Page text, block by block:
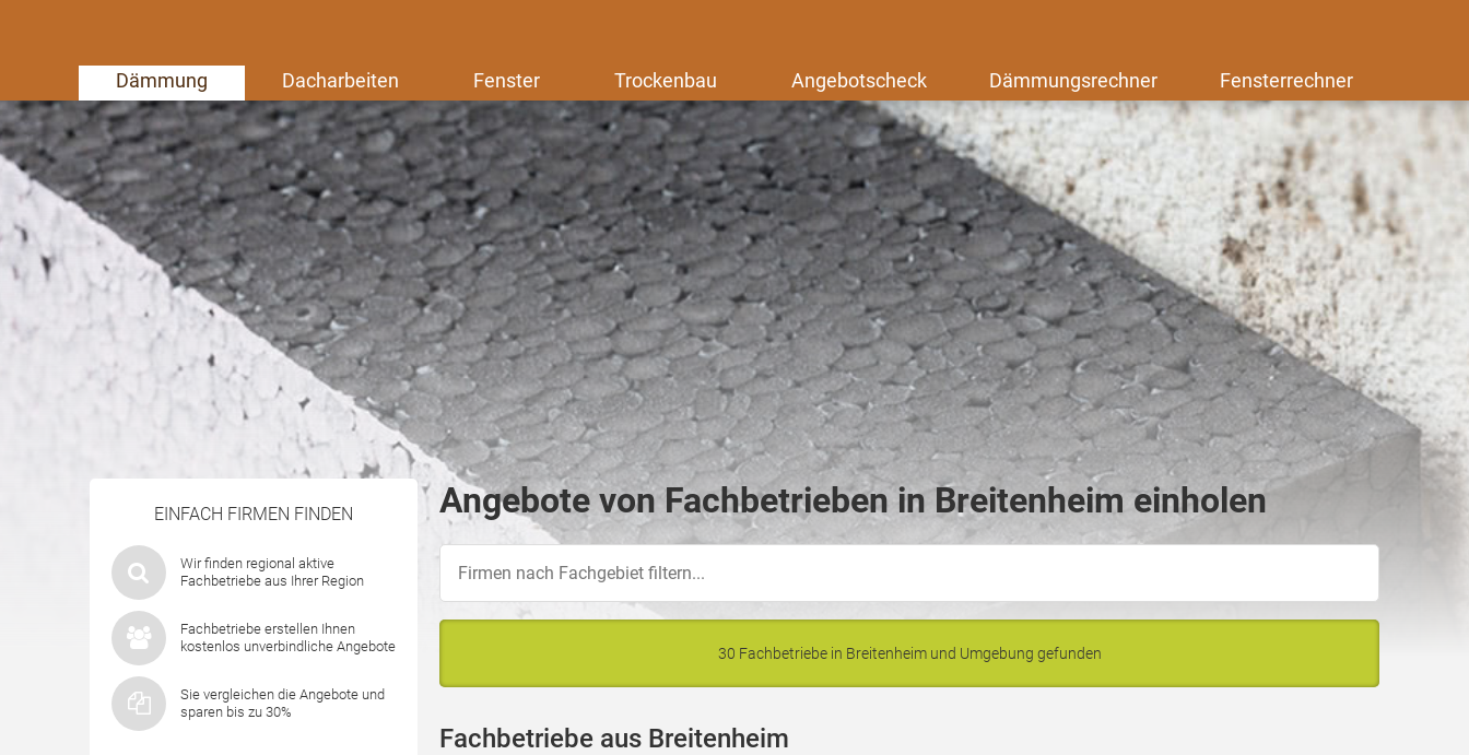
Dämmung Dacharbeiten Fenster Trockenbau Angebotscheck Dämmungsrechner Fensterrechner
EINFACH FIRMEN FINDEN
Wir finden regional aktive
Fachbetriebe aus Ihrer Region
Fachbetriebe erstellen Ihnen
kostenlos unverbindliche Angebote
Sie vergleichen die Angebote und
sparen bis zu 30%
Angebote von Fachbetrieben in Breitenheim einholen
30 Fachbetriebe in Breitenheim und Umgebung gefunden
Fachbetriebe aus Breitenheim